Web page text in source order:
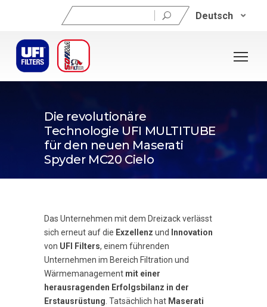
Suchen
nach:
Deutsch
Die revolutionäre
Technologie UFI MULTITUBE
für den neuen Maserati
Spyder MC20 Cielo
26. Juli 2022
Das Unternehmen mit dem Dreizack verlässt
sich erneut auf die Exzellenz und
Innovation
von UFI Filters, einem führenden
Unternehmen im Bereich Filtration und
Wärmemanagement mit einer
herausragenden Erfolgsbilanz in der
Erstausrüstung. Tatsächlich hat Maserati